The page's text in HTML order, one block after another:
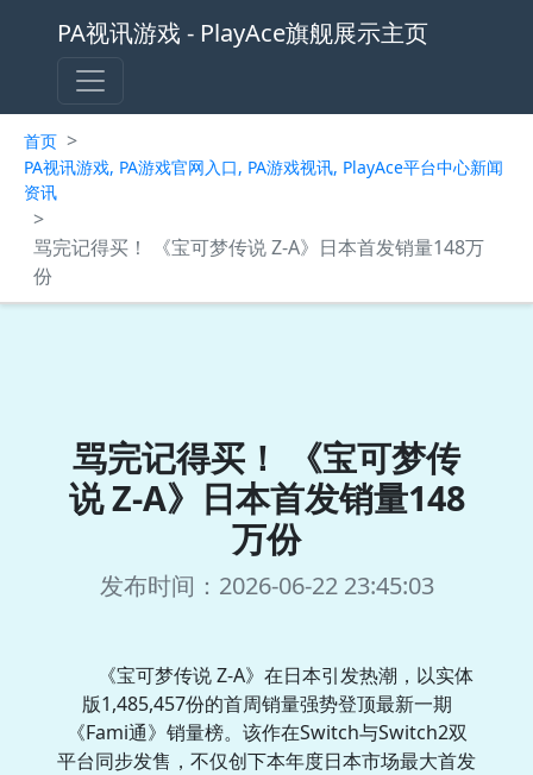
PA视讯游戏 - PlayAce旗舰展示主页
首页 >
PA视讯游戏, PA游戏官网入口, PA游戏视讯, PlayAce平台中心新闻
资讯
>
骂完记得买！ 《宝可梦传说 Z-A》日本首发销量148万
份
骂完记得买！ 《宝可梦传
说 Z-A》日本首发销量148
万份
发布时间：2026-06-22 23:45:03
《宝可梦传说 Z-A》在日本引发热潮，以实体
版1,485,457份的首周销量强势登顶最新一期
《Fami通》销量榜。该作在Switch与Switch2双
平台同步发售，不仅创下本年度日本市场最大首发